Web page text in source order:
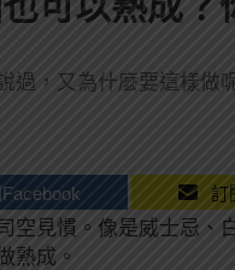
過，又為什麼要這樣做
訂
空見慣。像是威士忌、
熟成。